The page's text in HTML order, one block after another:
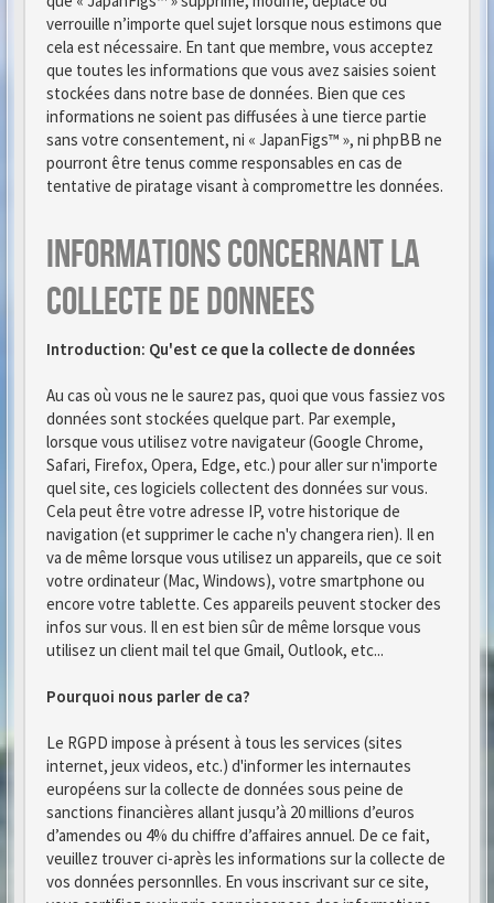
verrouille n’importe quel sujet lorsque nous estimons que
cela est nécessaire. En tant que membre, vous acceptez
que toutes les informations que vous avez saisies soient
stockées dans notre base de données. Bien que ces
informations ne soient pas diffusées à une tierce partie
sans votre consentement, ni « JapanFigs™ », ni phpBB ne
pourront être tenus comme responsables en cas de
tentative de piratage visant à compromettre les données.
Informations concernant la
collecte de donnees
Introduction: Qu'est ce que la collecte de données
Au cas où vous ne le saurez pas, quoi que vous fassiez vos
données sont stockées quelque part. Par exemple,
lorsque vous utilisez votre navigateur (Google Chrome,
Safari, Firefox, Opera, Edge, etc.) pour aller sur n'importe
quel site, ces logiciels collectent des données sur vous.
Cela peut être votre adresse IP, votre historique de
navigation (et supprimer le cache n'y changera rien). Il en
va de même lorsque vous utilisez un appareils, que ce soit
votre ordinateur (Mac, Windows), votre smartphone ou
encore votre tablette. Ces appareils peuvent stocker des
infos sur vous. Il en est bien sûr de même lorsque vous
utilisez un client mail tel que Gmail, Outlook, etc...
Pourquoi nous parler de ca?
Le RGPD impose à présent à tous les services (sites
internet, jeux videos, etc.) d'informer les internautes
européens sur la collecte de données sous peine de
sanctions financières allant jusqu’à 20 millions d’euros
d’amendes ou 4% du chiffre d’affaires annuel. De ce fait,
veuillez trouver ci-après les informations sur la collecte de
vos données personnlles. En vous inscrivant sur ce site,